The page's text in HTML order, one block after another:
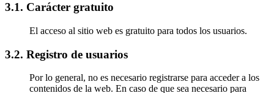
3.1. Carácter gratuito
El acceso al sitio web es gratuito para todos los usuarios.
3.2. Registro de usuarios
Por lo general, no es necesario registrarse para acceder a los
contenidos de la web. En caso de que sea necesario para